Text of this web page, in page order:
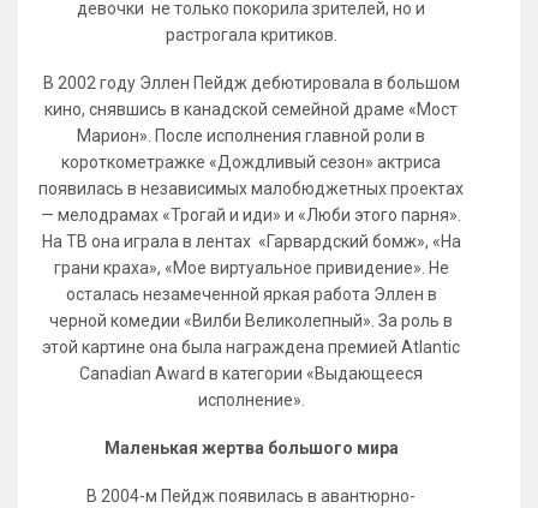
девочки не только покорила зрителей, но и
растрогала критиков.
В 2002 году Эллен Пейдж дебютировала в большом
кино, снявшись в канадской семейной драме «Мост
Марион». После исполнения главной роли в
короткометражке «Дождливый сезон» актриса
появилась в независимых малобюджетных проектах
— мелодрамах «Трогай и иди» и «Люби этого парня».
На ТВ она играла в лентах «Гарвардский бомж», «На
грани краха», «Мое виртуальное привидение». Не
осталась незамеченной яркая работа Эллен в
черной комедии «Вилби Великолепный». За роль в
этой картине она была награждена премией Atlantic
Canadian Award в категории «Выдающееся
исполнение».
Маленькая жертва большого мира
В 2004-м Пейдж появилась в авантюрно-